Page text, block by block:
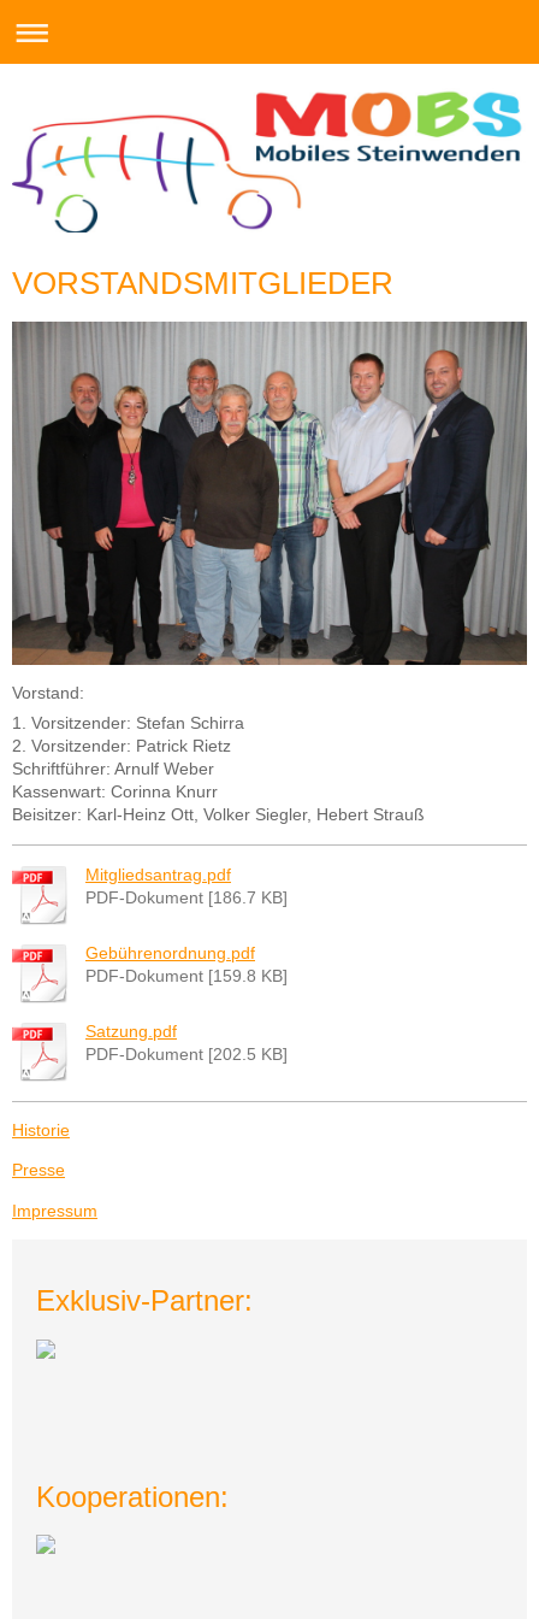
VORSTANDSMITGLIEDER
Vorstand:
1. Vorsitzender: Stefan Schirra
2. Vorsitzender: Patrick Rietz
Schriftführer: Arnulf Weber
Kassenwart: Corinna Knurr
Beisitzer: Karl-Heinz Ott, Volker Siegler, Hebert Strauß
Mitgliedsantrag.pdf
PDF-Dokument [186.7 KB]
Gebührenordnung.pdf
PDF-Dokument [159.8 KB]
Satzung.pdf
PDF-Dokument [202.5 KB]
Historie
Presse
Impressum
Exklusiv-Partner:
Kooperationen: